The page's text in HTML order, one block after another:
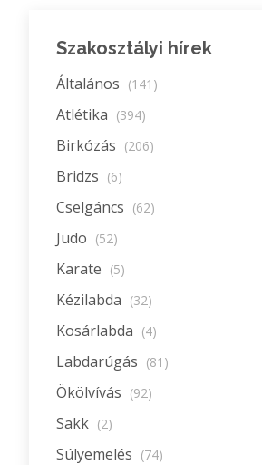
Szakosztályi hírek
Általános (141)
Atlétika (394)
Birkózás (206)
Bridzs (6)
Cselgáncs (62)
Judo (52)
Karate (5)
Kézilabda (32)
Kosárlabda (4)
Labdarúgás (81)
Ökölvívás (92)
Sakk (2)
Súlyemelés (74)